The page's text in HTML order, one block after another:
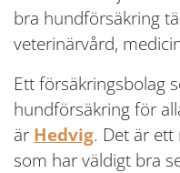
bra hundförsäkring
veterinärvård,
Ett försäkringsbolag
hundförsäkring för
är Hedvig. Det är
som har väldigt bra